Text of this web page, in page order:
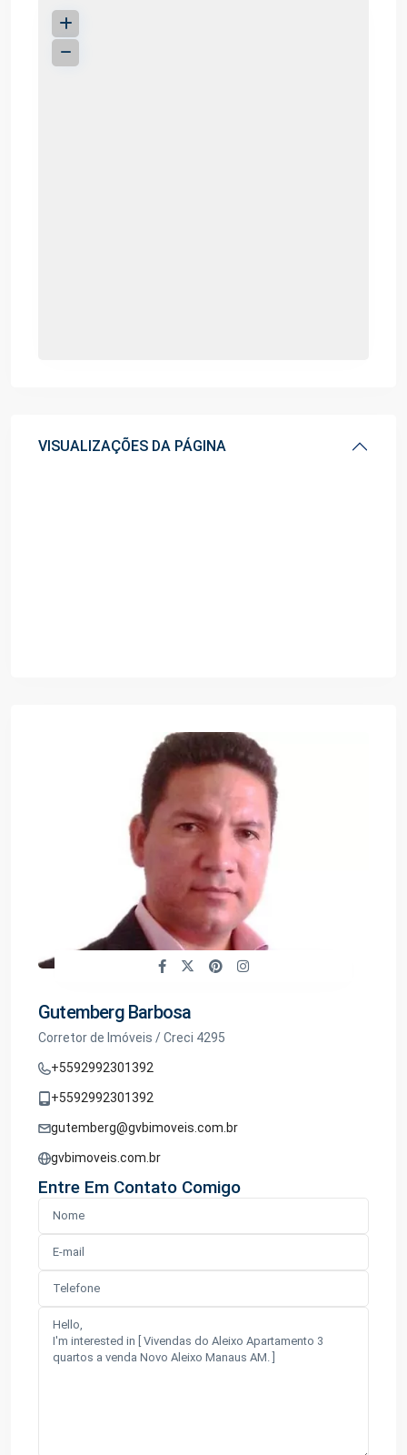
VISUALIZAÇÕES DA PÁGINA
Gutemberg Barbosa
Corretor de Imóveis / Creci 4295
+5592992301392
+5592992301392
gutemberg@gvbimoveis.com.br
gvbimoveis.com.br
Entre Em Contato Comigo